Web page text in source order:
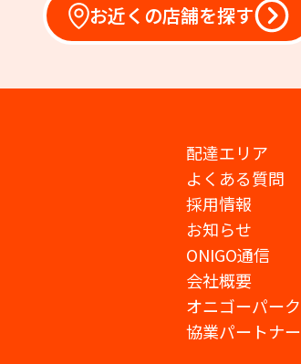
お近くの店舗を探す
配達エリア
よくある質問
採用情報
お知らせ
ONIGO通信
会社概要
オニゴーパーク
協業パートナー